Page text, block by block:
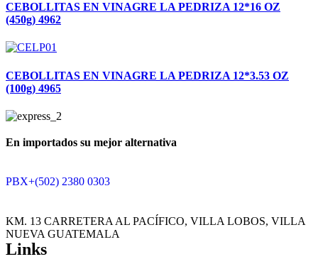
CEBOLLITAS EN VINAGRE LA PEDRIZA 12*16 OZ
(450g) 4962
CEBOLLITAS EN VINAGRE LA PEDRIZA 12*3.53 OZ
(100g) 4965
En importados su mejor alternativa
PBX+(502) 2380 0303
KM. 13 CARRETERA AL PACÍFICO, VILLA LOBOS, VILLA
NUEVA GUATEMALA
Links